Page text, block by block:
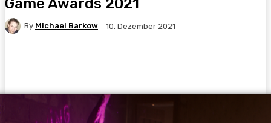
Game Awards 2021
By Michael Barkow 10. Dezember 2021